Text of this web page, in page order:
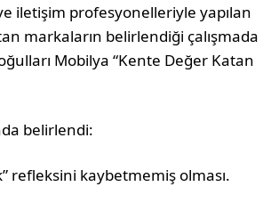
iletişim profesyonelleriyle yapılan
markaların belirlendiği çalışmada
Mobilya “Kente Değer Katan
belirlendi:
refleksini kaybetmemiş olması.